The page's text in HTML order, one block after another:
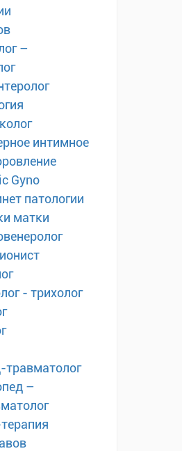
–
интимное
Gyno
патологии
матки
- трихолог
травматолог
–